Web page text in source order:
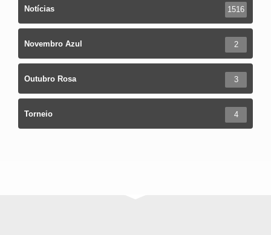
Notícias 1516
Novembro Azul 2
Outubro Rosa 3
Torneio 4